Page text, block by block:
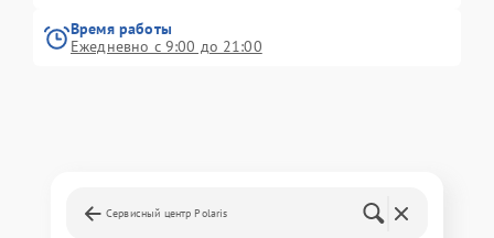
Время работы
Ежедневно с 9:00 до 21:00
Сервисный центр Polaris